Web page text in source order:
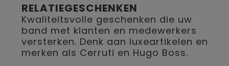
RELATIEGESCHENKEN
Kwaliteitsvolle geschenken die uw
band met klanten en medewerkers
versterken. Denk aan luxeartikelen en
merken als Cerruti en Hugo Boss.